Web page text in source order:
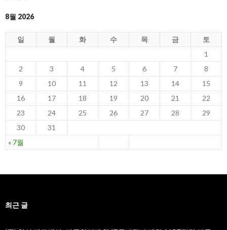
8월 2026
일 월 화 수 목 금 토
« 7월
1
2
3 4 5 6 7
8
9
10 11 12 13 14
15
16
17 18 19 20 21
22
23
24 25 26 27 28
29
30
31
최근 글